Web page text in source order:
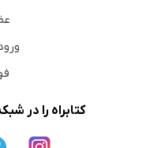
کتابراه را در